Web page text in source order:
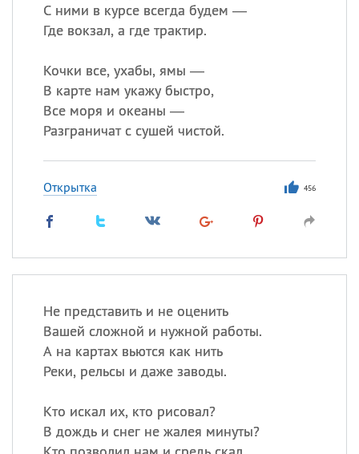
С ними в курсе всегда будем —
Где вокзал, а где трактир.
Кочки все, ухабы, ямы —
В карте нам укажу быстро,
Все моря и океаны —
Разграничат с сушей чистой.
Открытка 456
Не представить и не оценить
Вашей сложной и нужной работы.
А на картах вьются как нить
Реки, рельсы и даже заводы.
Кто искал их, кто рисовал?
В дождь и снег не жалея минуты?